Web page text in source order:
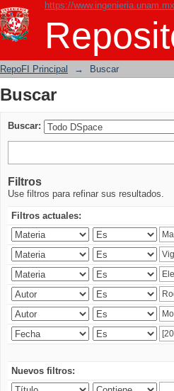
https://www.ingenieria.unam.mx
Buscar
RepoFI Principal → Buscar
Buscar
Buscar:
Filtros
Use filtros para refinar sus resultados.
Filtros actuales:
Nuevos filtros: